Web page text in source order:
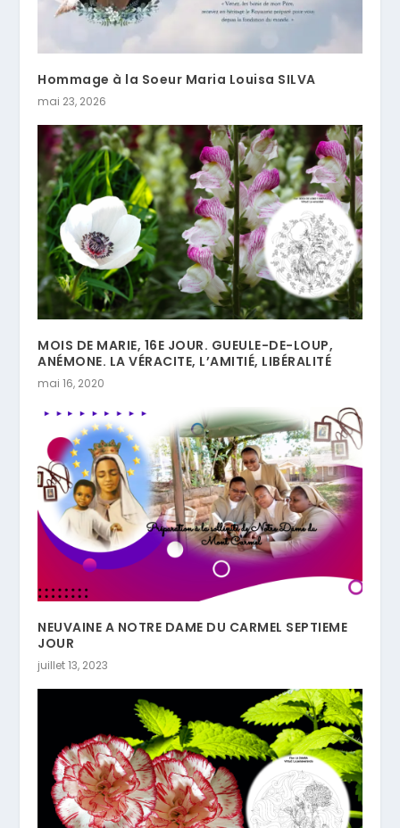
Hommage à la Soeur Maria Louisa SILVA
mai 23, 2026
MOIS DE MARIE, 16E JOUR. GUEULE-DE-LOUP,
ANÉMONE. LA VÉRACITE, L’AMITIÉ, LIBÉRALITÉ
mai 16, 2020
NEUVAINE A NOTRE DAME DU CARMEL SEPTIEME
JOUR
juillet 13, 2023